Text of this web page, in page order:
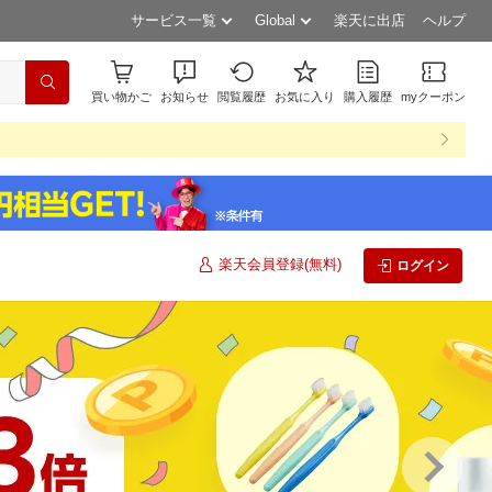
サービス一覧 Global 楽天に出店 ヘルプ
買い物かご お知らせ 閲覧履歴 お気に入り 購入履歴 myクーポン
楽天会員登録(無料) ログイン